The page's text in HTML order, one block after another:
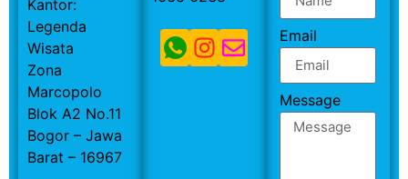
Kantor:
Legenda
Wisata
Zona
Marcopolo
Blok A2 No.11
Bogor – Jawa
Barat – 16967
Email
Message